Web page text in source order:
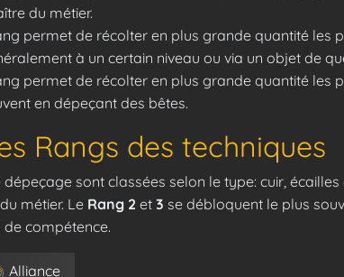
du métier.
permet de récolter en plus grande quantité les
à un certain niveau ou via un objet de
permet de récolter en plus grande quantité les
en dépeçant des bêtes.
Rangs des techniques
dépeçage sont classées selon le type: cuir, écailles
métier. Le Rang 2 et 3 se débloquent le plus
compétence.
Alliance